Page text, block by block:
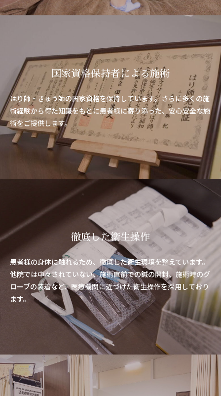
国家資格保持者による施術
はり師・きゅう師の国家資格を保持しています。さらに多くの施
術経験から得た知識をもとに患者様に寄り添った、安心安全な施
術をご提供します。
徹底した衛生操作
患者様の身体に触れるため、徹底した衛生環境を整えています。
他院では中々されていない、施術直前での鍼の開封、施術時のグ
ローブの装着など、医療機関に近づけた衛生操作を採用しており
ます。